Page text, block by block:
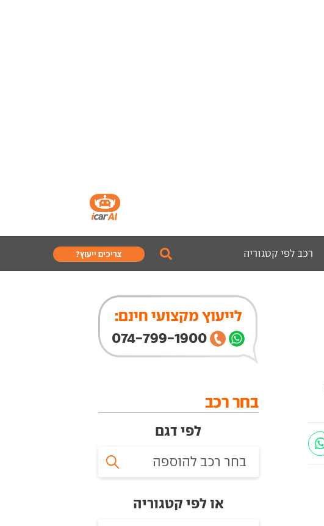
רכב לפי קטגוריה צריכים ייעוץ?
לייעוץ מקצועי חינם:
074-799-1900
בחר רכב
לפי דגם
או לפי קטגוריה